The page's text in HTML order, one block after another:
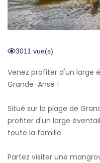
3011 vue(s)
Venez profiter d'un large
Grande-Anse !
Situé sur la plage de
profiter d'un large
toute la famille.
Partez visiter une